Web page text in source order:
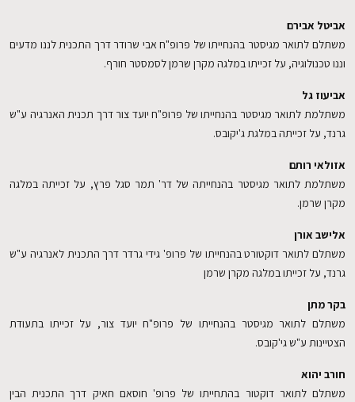
אביטל אבירם
משתלם לתואר מגיסטר בהנחייתו של פרופ"ח אבי שרודר דרך התכנית לננו מדעים
וננו טכנולוגיה, על זכייתו במלגה מקרן שרמן לסמסטר חורף.
אביעוז גל
משתלמת לתואר מגיסטר בהנחייתו של פרופ"ח יועד צור דרך תכנית האנרגיה ע"ש
גרנד, על זכייתה במלגת ג'יקובס.
אזולאי רותם
משתלמת לתואר מגיסטר בהנחייתה של דר' תמר סגל פרץ, על זכייתה במלגה
מקרן שרמן.
אלישב אורן
משתלם לתואר דוקטורט בהנחייתו של פרופ' גידי גרדר דרך התכנית לאנרגיה ע"ש
גרנד, על זכייתו במלגה מקרן שרמן
בקר מתן
משתלם לתואר מגיסטר בהנחייתו של פרופ"ח יועד צור, על זכייתו בתעודת
הצטיינות ע"ש גי'קובס.
חורב יהוא
משתלם לתואר דוקטור בהתחייתו של פרופ' חוסאם חאיק דרך התכנית הבין